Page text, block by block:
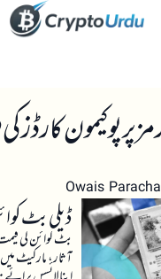
پر پوکیمون
Owais Paracha
ڈیلی بٹ
بٹ کوائن کی
آثار، مارکیٹ